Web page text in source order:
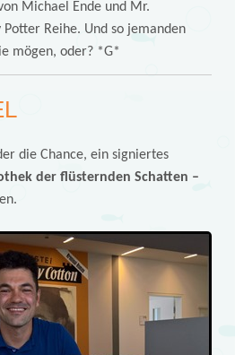
Michael Ende und Mr.
Reihe. Und so jemanden
mögen, oder? *G*
die Chance, ein signiertes
der flüsternden Schatten –